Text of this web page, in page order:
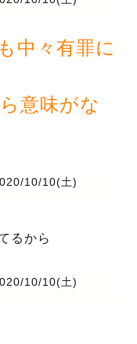
中々有罪に
意味がな
10/10(土)
るから
10/10(土)